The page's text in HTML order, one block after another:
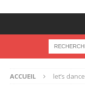
ACCUEIL let’s dance